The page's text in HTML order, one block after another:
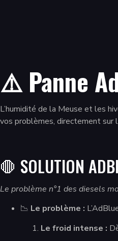
⚠️ Panne
L’humidité de la Meuse et les
vos problèmes, directement sur
🛑 SOLUTION
Le problème n°1 des diesels
📉 Le problème :
Le froid intense :